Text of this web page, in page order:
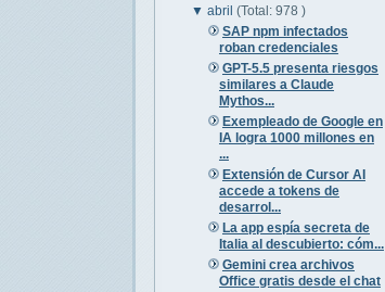
▼abril(Total: 978 )
SAP npm infectados
roban credenciales
GPT-5.5 presenta riesgos
similares a Claude
Mythos...
Exempleado de Google en
IA logra 1000 millones en
...
Extensión de Cursor AI
accede a tokens de
desarrol...
La app espía secreta de
Italia al descubierto: cóm...
Gemini crea archivos
Office gratis desde el chat